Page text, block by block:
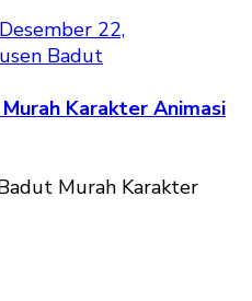
Desember 22,
Badut
Karakter Animasi